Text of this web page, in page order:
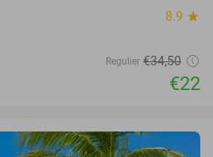
8.9 star
Regulier €34,50
€22